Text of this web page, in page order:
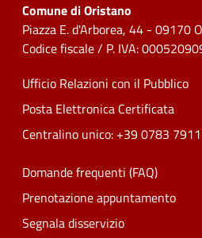
Comune di Oristano
Piazza E. d'Arborea, 44 - 09170
Codice fiscale / P. IVA:
Ufficio Relazioni con il Pubblico
Posta Elettronica Certificata
Centralino unico: +39 0783 7911
Domande frequenti (FAQ)
Prenotazione appuntamento
Segnala disservizio